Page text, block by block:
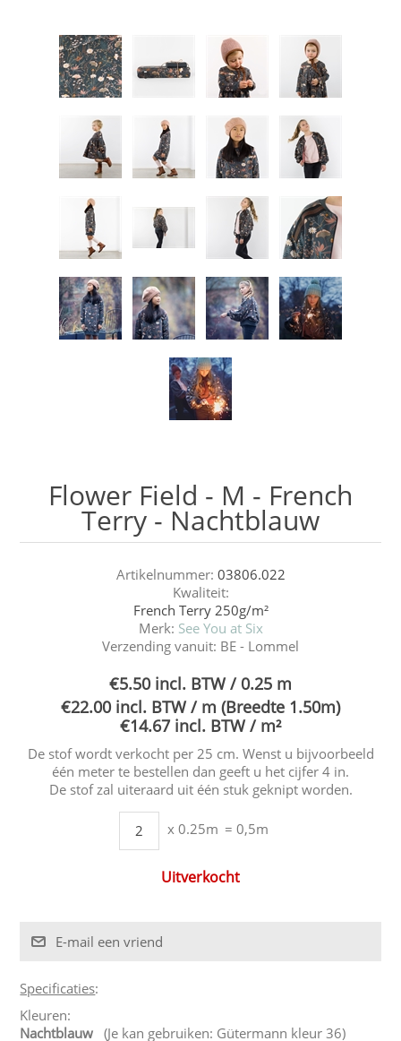
Flower Field - M - French
Terry - Nachtblauw
Artikelnummer: 03806.022
Kwaliteit:
French Terry 250g/m²
Merk: See You at Six
Verzending vanuit: BE - Lommel
€5.50 incl. BTW / 0.25 m
€22.00 incl. BTW / m (Breedte 1.50m)
€14.67 incl. BTW / m²
De stof wordt verkocht per 25 cm. Wenst u bijvoorbeeld
één meter te bestellen dan geeft u het cijfer 4 in.
De stof zal uiteraard uit één stuk geknipt worden.
x 0.25m = 0,5m
Uitverkocht
Specificaties:
Kleuren:
Nachtblauw
(Je kan gebruiken: Gütermann kleur 36)